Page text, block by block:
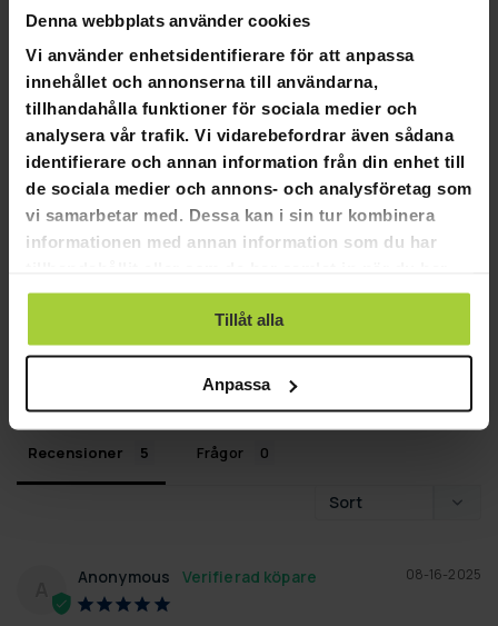
Denna webbplats använder cookies
Vi använder enhetsidentifierare för att anpassa
innehållet och annonserna till användarna,
tillhandahålla funktioner för sociala medier och
analysera vår trafik. Vi vidarebefordrar även sådana
identifierare och annan information från din enhet till
de sociala medier och annons- och analysföretag som
vi samarbetar med. Dessa kan i sin tur kombinera
informationen med annan information som du har
använt deras tjänster.
Tillåt alla
Anpassa
4,6 Baserat på 5 recensioner
3
2
0
0
SKRIV EN RECENSION
STÄLL EN FRÅGA
Recensioner Frågor
08-16-2025
Anonymous